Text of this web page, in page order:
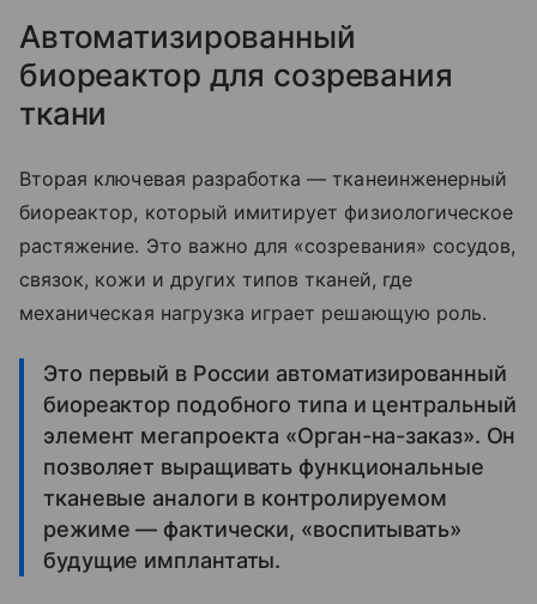
Автоматизированный
биореактор для созревания
ткани
Вторая ключевая разработка — тканеинженерный
биореактор, который имитирует физиологическое
растяжение. Это важно для «созревания» сосудов,
связок, кожи и других типов тканей, где
механическая нагрузка играет решающую роль.
Это первый в России автоматизированный
биореактор подобного типа и центральный
элемент мегапроекта «Орган-на-заказ». Он
позволяет выращивать функциональные
тканевые аналоги в контролируемом
режиме — фактически, «воспитывать»
будущие имплантаты.